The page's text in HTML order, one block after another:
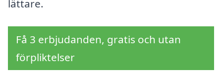
lättare.
Få 3 erbjudanden, gratis och utan
förpliktelser